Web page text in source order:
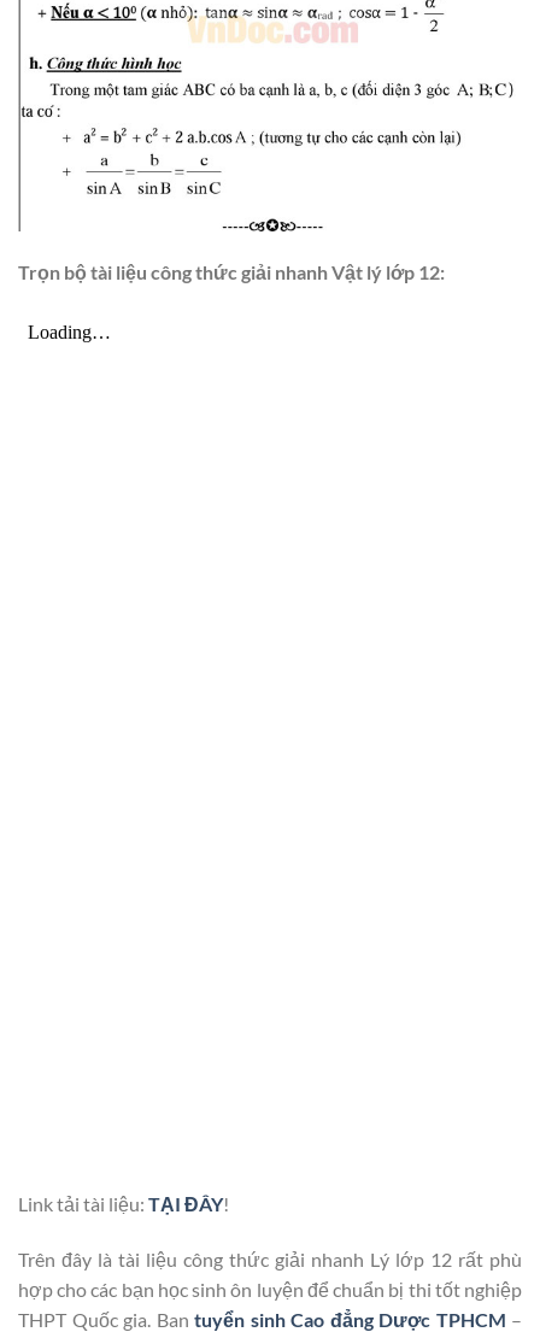
Trọn bộ tài liệu công thức giải nhanh Vật lý lớp 12:
Link tải tài liệu: TẠI ĐÂY!
Trên đây là tài liệu công thức giải nhanh Lý lớp 12 rất phù
hợp cho các bạn học sinh ôn luyện để chuẩn bị thi tốt nghiệp
THPT Quốc gia. Ban tuyển sinh Cao đẳng Dược TPHCM –